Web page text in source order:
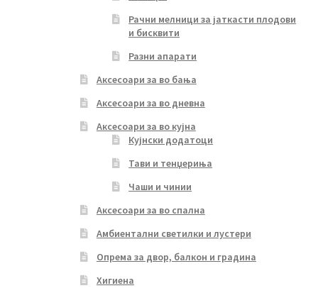
Рачни мелници за јаткасти плодови
и бисквити
Разни апарати
Аксесоари за во бања
Аксесоари за во дневна
Аксесоари за во кујна
Кујнски додатоци
Тави и тенџериња
Чаши и чинии
Аксесоари за во спална
Амбиентални светилки и лустери
Опрема за двор, балкон и градина
Хигиена